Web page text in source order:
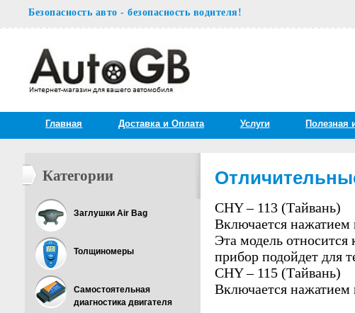
Безопасность авто - безопасность водителя!
Главная Доставка и Oплата Услуги Полезная
Категории
Заглушки Air Bag
Толщиномеры
Самостоятельная
диагностика двигателя
CHY – 113 (Тайвань)
Включается нажатием
Эта модель
прибор подойдет для
CHY – 115 (Тайвань)
Включается нажатием